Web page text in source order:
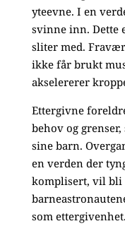
yteevne. I en
svinne inn. Dette
sliter med.
ikke får brukt
akselererer
Ettergivne
behov og
sine barn.
en verden der
komplisert, vil bli
som